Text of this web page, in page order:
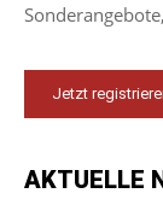
Jetzt
AKTUELLE